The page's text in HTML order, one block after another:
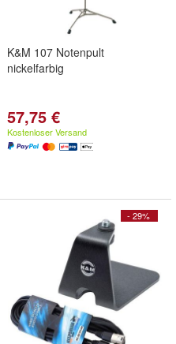
K&M 107 Notenpult
nickelfarbig
57,75 €
Kostenloser Versand
- 29%